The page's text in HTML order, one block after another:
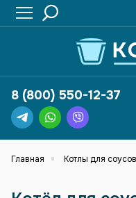
8 (800) 550-12-37
Главная Котлы для